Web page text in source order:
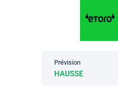
Prévision
HAUSSE